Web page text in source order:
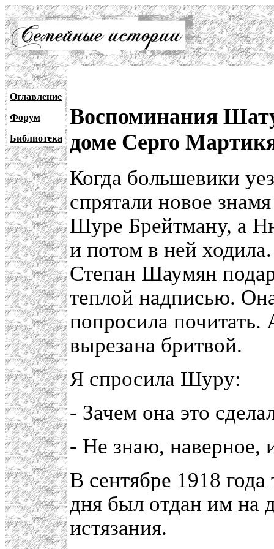
Оглавление
Форум
Библиотека
Воспоминания
доме Серго
Когда большевики
спрятали новое
Шуре Брейтману, а
и потом в ней
Степан Шаумян
теплой надписью.
попросила почитать.
вырезана бритвой.
Я спросила Шуру:
- Зачем она это
- Не знаю, наверное,
В сентябре 1918
дня был отдан им на
истязания.